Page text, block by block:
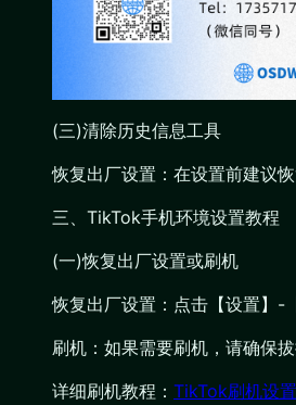
(三)清除历史信息工具
恢复出厂设置：在设置前建议
三、TikTok手机环境设置教程
(一)恢复出厂设置或刷机
恢复出厂设置：点击【设置】-
刷机：如果需要刷机，请确保
详细刷机教程： TikTok刷机设